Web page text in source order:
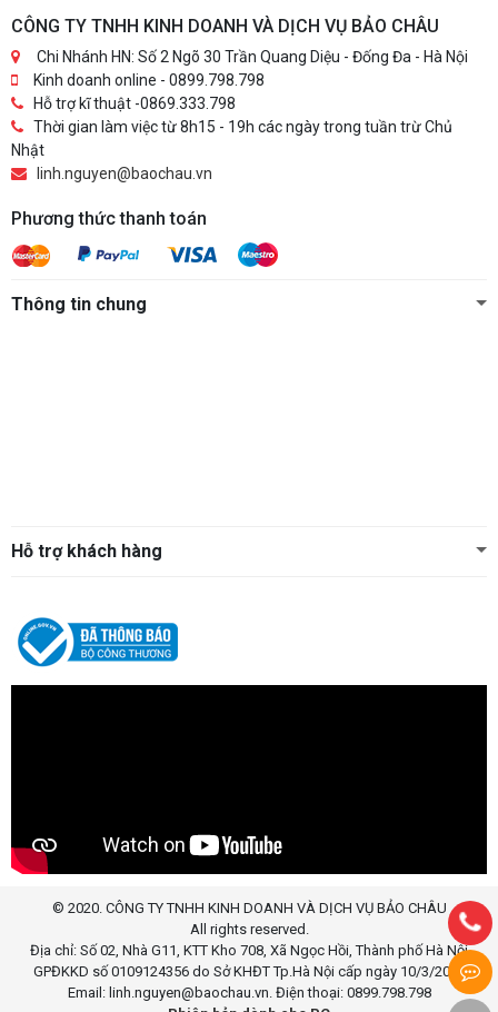
CÔNG TY TNHH KINH DOANH VÀ DỊCH VỤ BẢO CHÂU
Chi Nhánh HN: Số 2 Ngõ 30 Trần Quang Diệu - Đống Đa - Hà Nội
Kinh doanh online - 0899.798.798
Hỗ trợ kĩ thuật -0869.333.798
Thời gian làm việc từ 8h15 - 19h các ngày trong tuần trừ Chủ
Nhật
linh.nguyen@baochau.vn
Phương thức thanh toán
Thông tin chung
Hỗ trợ khách hàng
© 2020. CÔNG TY TNHH KINH DOANH VÀ DỊCH VỤ BẢO CHÂU
All rights reserved.
Địa chỉ: Số 02, Nhà G11, KTT Kho 708, Xã Ngọc Hồi, Thành phố Hà Nội
GPĐKKD số 0109124356 do Sở KHĐT Tp.Hà Nội cấp ngày 10/3/2020
Email: linh.nguyen@baochau.vn. Điện thoại: 0899.798.798